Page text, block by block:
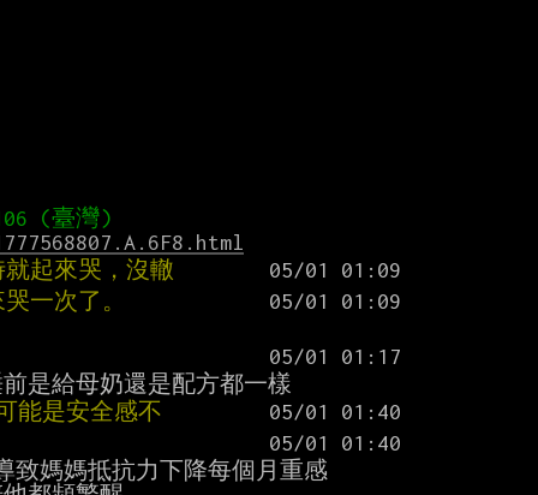
起來哭，沒轍
一次了。
能是安全感不
致媽媽抵抗力下降每個月重感